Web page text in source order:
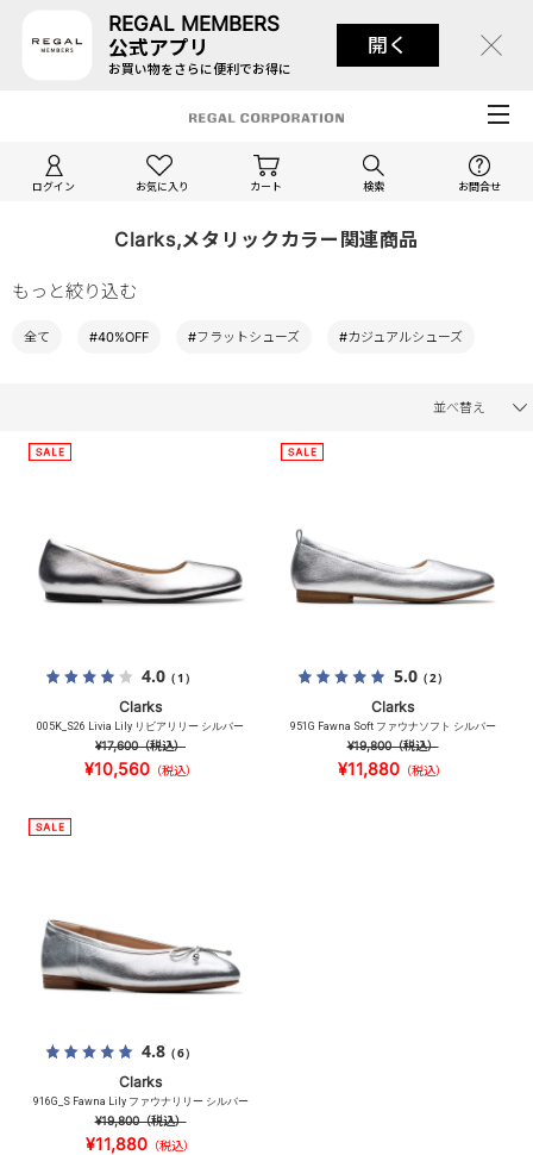
REGAL MEMBERS
公式アプリ
お買い物をさらに便利でお得に
開く
ログイン お気に入り カート 検索 お問合せ
Clarks,メタリックカラー関連商品
もっと絞り込む
全て #40%OFF #フラットシューズ #カジュアルシューズ
並べ替え
4.0（1）
Clarks
005K_S26 Livia Lily リビアリリー シルバー
¥17,600（税込）
¥10,560（税込）
5.0（2）
Clarks
951G Fawna Soft ファウナソフト シルバー
¥19,800（税込）
¥11,880 （税込）
4.8（6）
Clarks
916G_S Fawna Lily ファウナリリー シルバー
¥19,800（税込）
¥11,880 （税込）